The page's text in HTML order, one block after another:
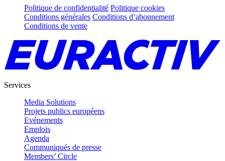
Politique de confidentialité Politique cookies
Conditions générales Conditions d’abonnement
Conditions de vente
Services
Media Solutions
Projets publics européens
Evénements
Emplois
Agenda
Communiqués de presse
Members’ Circle